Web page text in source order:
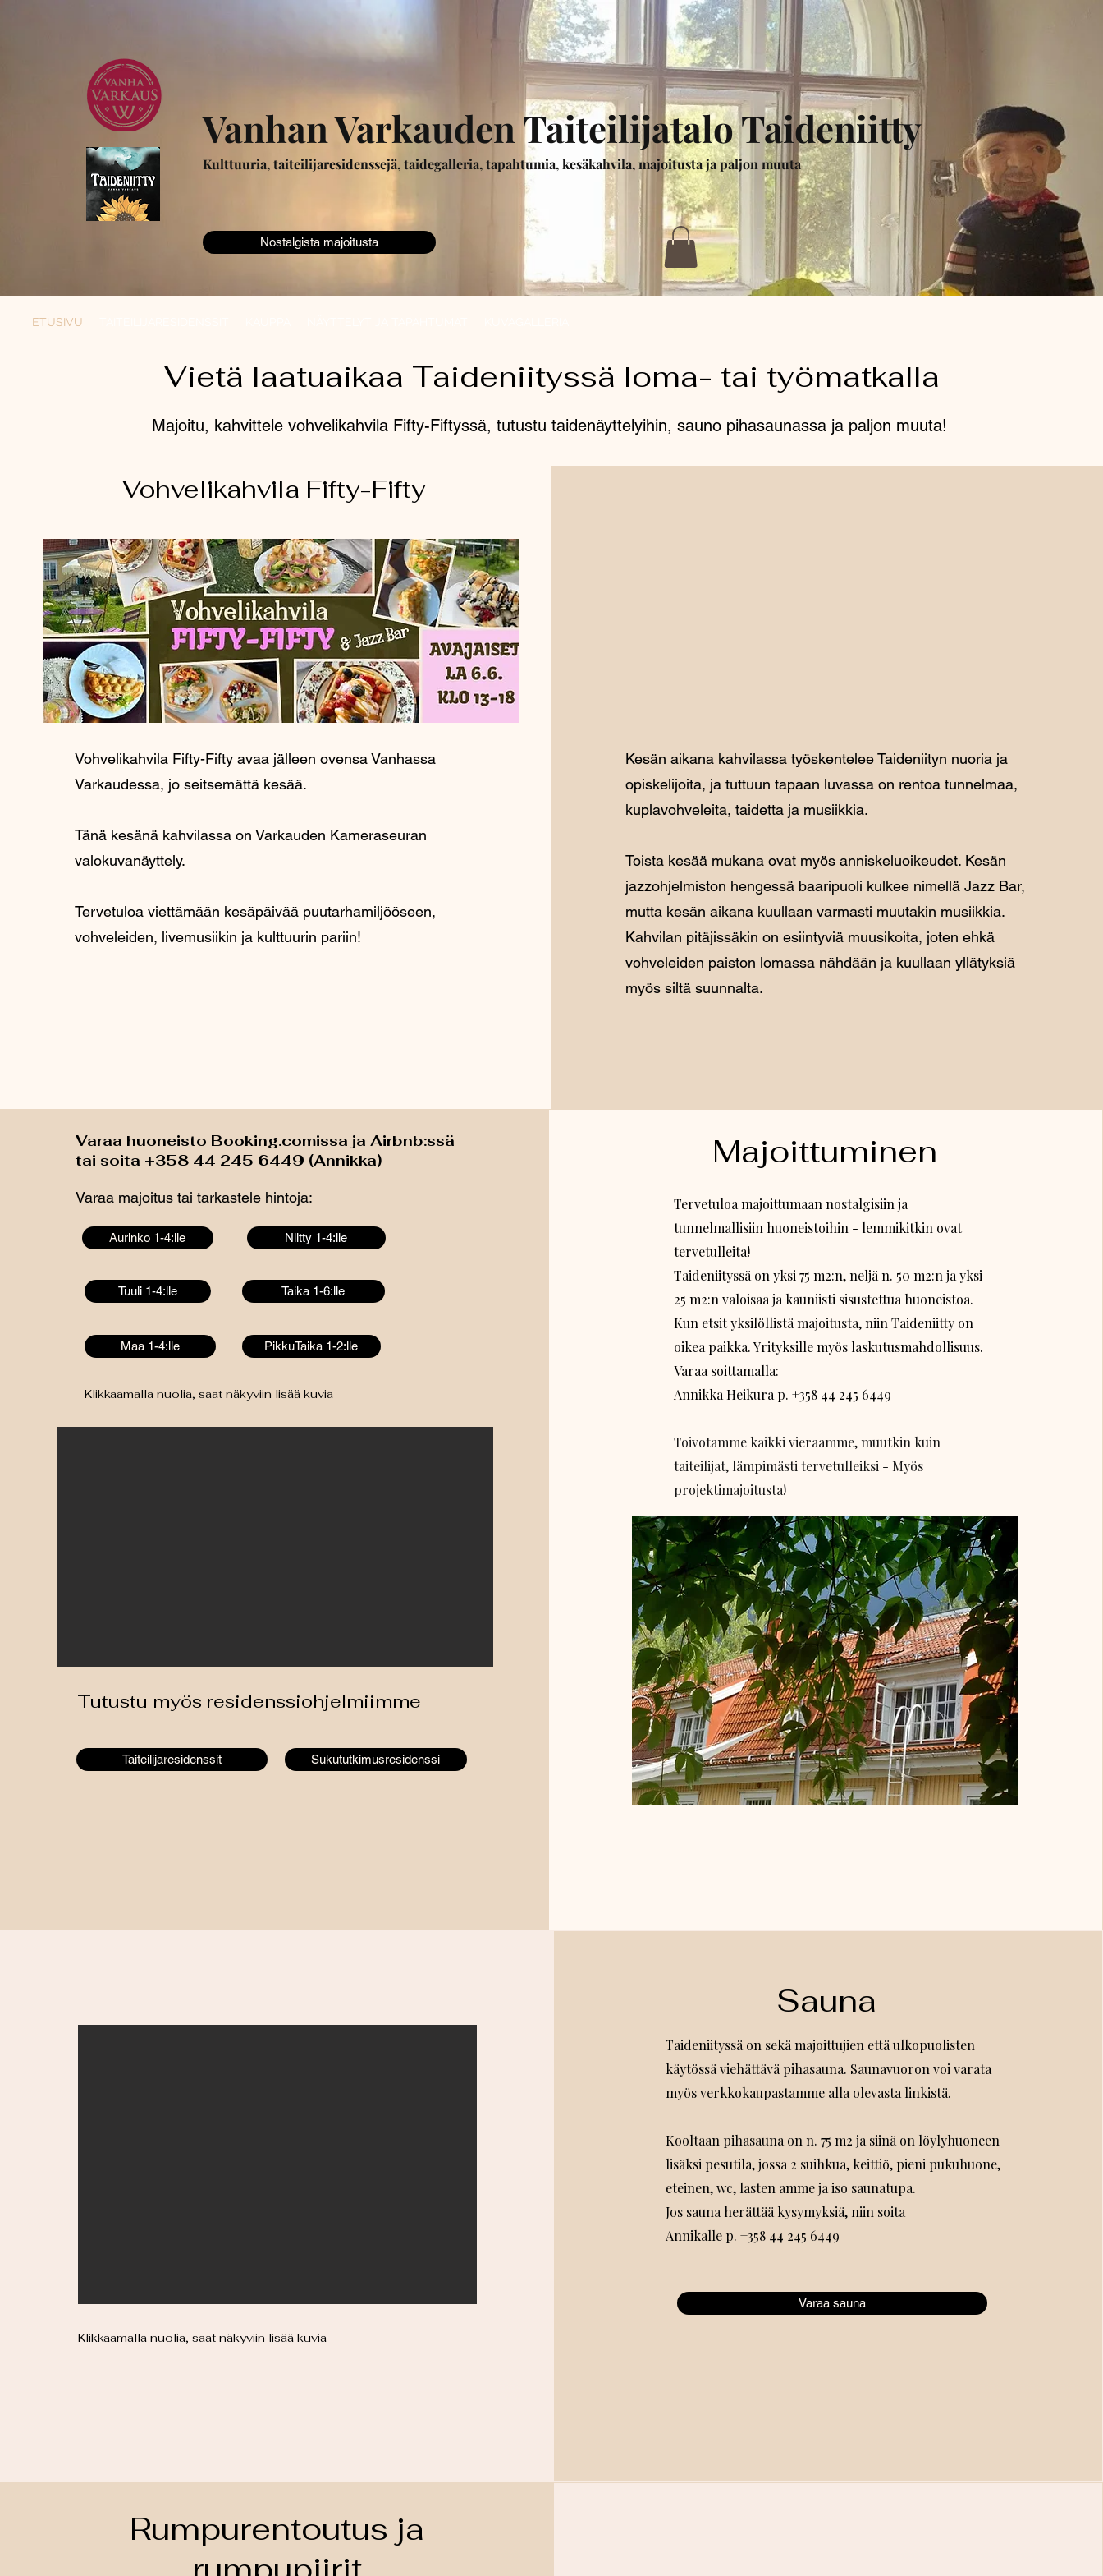
Vanhan Varkauden Taiteilijatalo Taideniitty
Kulttuuria, taiteilijaresidenssejä, taidegalleria, tapahtumia, kesäkahvila, majoitusta ja paljon muuta
Nostalgista majoitusta
ETUSIVU
Vietä laatuaikaa Taideniityssä loma- tai työmatkalla
Majoitu, kahvittele vohvelikahvila Fifty-Fiftyssä, tutustu taidenäyttelyihin, sauno pihasaunassa ja paljon muuta!
Vohvelikahvila Fifty-Fifty
Vohvelikahvila Fifty-Fifty avaa jälleen ovensa Vanhassa
Varkaudessa, jo seitsemättä kesää.
Tänä kesänä kahvilassa on Varkauden Kameraseuran
valokuvanäyttely.
Tervetuloa viettämään kesäpäivää puutarhamiljööseen,
vohveleiden, livemusiikin ja kulttuurin pariin!
Kesän aikana kahvilassa työskentelee Taideniityn nuoria ja
opiskelijoita, ja tuttuun tapaan luvassa on rentoa tunnelmaa,
kuplavohveleita, taidetta ja musiikkia.
Toista kesää mukana ovat myös anniskeluoikeudet. Kesän
jazzohjelmiston hengessä baaripuoli kulkee nimellä Jazz Bar,
mutta kesän aikana kuullaan varmasti muutakin musiikkia.
Kahvilan pitäjissäkin on esiintyviä muusikoita, joten ehkä
vohveleiden paiston lomassa nähdään ja kuullaan yllätyksiä
myös siltä suunnalta.
Varaa huoneisto Booking.comissa ja Airbnb:ssä
tai soita +358 44 245 6449 (Annikka)
Varaa majoitus tai tarkastele hintoja:
Aurinko 1-4:lle
Tuuli 1-4:lle
Maa 1-4:lle
Niitty 1-4:lle
Taika 1-6:lle
PikkuTaika 1-2:lle
Klikkaamalla nuolia, saat näkyviin lisää kuvia
Tutustu myös residenssiohjelmiimme
Taiteilijaresidenssit Sukututkimusresidenssi
Majoittuminen
Tervetuloa majoittumaan nostalgisiin ja
tunnelmallisiin huoneistoihin - lemmikitkin ovat
tervetulleita!
Taideniityssä on yksi 75 m2:n, neljä n. 50 m2:n ja yksi
25 m2:n valoisaa ja kauniisti sisustettua huoneistoa.
Kun etsit yksilöllistä majoitusta, niin Taideniitty on
oikea paikka. Yrityksille myös laskutusmahdollisuus.
Varaa soittamalla:
Annikka Heikura p. +358 44 245 6449
Toivotamme kaikki vieraamme, muutkin kuin
taiteilijat, lämpimästi tervetulleiksi - Myös
projektimajoitusta!
Klikkaamalla nuolia, saat näkyviin lisää kuvia
Sauna
Taideniityssä on sekä majoittujien että ulkopuolisten
käytössä viehättävä pihasauna. Saunavuoron voi varata
myös verkkokaupastamme alla olevasta linkistä.
Kooltaan pihasauna on n. 75 m2 ja siinä on löylyhuoneen
lisäksi pesutila, jossa 2 suihkua, keittiö, pieni pukuhuone,
eteinen, wc, lasten amme ja iso saunatupa.
Jos sauna herättää kysymyksiä, niin soita
Annikalle p. +358 44 245 6449
Varaa sauna
Rumpurentoutus ja